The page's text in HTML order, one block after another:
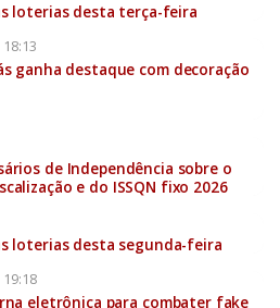
loterias desta terça-feira
18:13
ganha destaque com decoração
de Independência sobre o
e do ISSQN fixo 2026
loterias desta segunda-feira
19:18
eletrônica para combater fake